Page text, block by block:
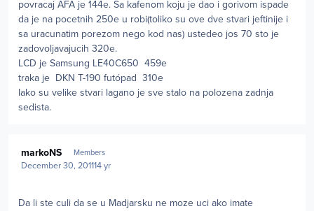
povracaj AFA je 144e. Sa kafenom koju je dao i gorivom ispade
da je na pocetnih 250e u robi(toliko su ove dve stvari jeftinije i
sa uracunatim porezom nego kod nas) ustedeo jos 70 sto je
zadovoljavajucih 320e.
LCD je Samsung LE40C650 459e
traka je DKN T-190 futópad 310e
Iako su velike stvari lagano je sve stalo na polozena zadnja
sedista.
markoNS Members
December 30, 201114 yr
Da li ste culi da se u Madjarsku ne moze uci ako imate